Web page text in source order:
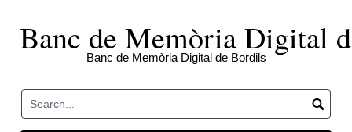
contentBanc de Memòria Digital
Banc de Memòria Digital de Bordils